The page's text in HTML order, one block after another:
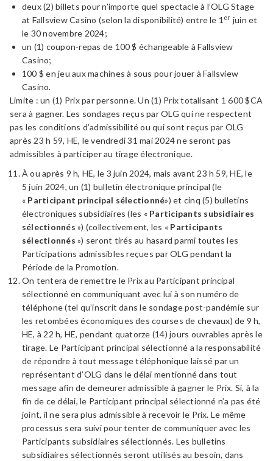
deux (2) billets pour n’importe quel spectacle à l’OLG Stage
at Fallsview Casino (selon la disponibilité) entre le 1 er juin et
le 30 novembre 2024;
un (1) coupon-repas de 100 $ échangeable à Fallsview
Casino;
100 $ en jeu aux machines à sous pour jouer à Fallsview
Casino.
Limite : un (1) Prix par personne. Un (1) Prix totalisant 1 600 $CA
sera à gagner. Les sondages reçus par OLG qui ne respectent
pas les conditions d’admissibilité ou qui sont reçus par OLG
après 23 h 59, HE, le vendredi 31 mai 2024 ne seront pas
admissibles à participer au tirage électronique.
À ou après 9 h, HE, le 3 juin 2024, mais avant 23 h 59, HE, le
5 juin 2024, un (1) bulletin électronique principal (le
« Participant principal sélectionné») et cinq (5) bulletins
électroniques subsidiaires (les « Participants subsidiaires
sélectionnés ») (collectivement, les « Participants
sélectionnés ») seront tirés au hasard parmi toutes les
Participations admissibles reçues par OLG pendant la
Période de la Promotion.
On tentera de remettre le Prix au Participant principal
sélectionné en communiquant avec lui à son numéro de
téléphone (tel qu’inscrit dans le sondage post-pandémie sur
les retombées économiques des courses de chevaux) de 9 h,
HE, à 22 h, HE, pendant quatorze (14) jours ouvrables après le
tirage. Le Participant principal sélectionné a la responsabilité
de répondre à tout message téléphonique laissé par un
représentant d’OLG dans le délai mentionné dans tout
message afin de demeurer admissible à gagner le Prix. Si, à la
fin de ce délai, le Participant principal sélectionné n’a pas été
joint, il ne sera plus admissible à recevoir le Prix. Le même
processus sera suivi pour tenter de communiquer avec les
Participants subsidiaires sélectionnés. Les bulletins
subsidiaires sélectionnés seront utilisés au besoin, dans